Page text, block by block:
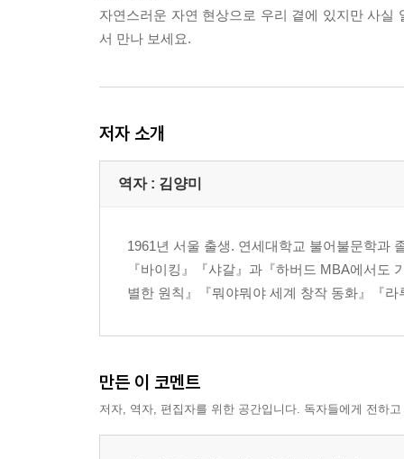
자연스러운 자연 현상으로 우리 곁에 있지만 사
서 만나 보세요.
저자 소개
역자 : 김양미
1961년 서울 출생. 연세대학교 불어불문학과
『바이킹』『샤갈』과『하버드 MBA에서도
별한 원칙』『뭐야뭐야 세계 창작 동화』『
만든 이 코멘트
저자, 역자, 편집자를 위한 공간입니다. 독자들에게 전하